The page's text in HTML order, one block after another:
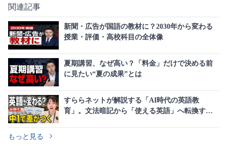
関連記事
新聞・広告が国語の教材に？2030年から変わる
授業・評価・高校科目の全体像
夏期講習、なぜ高い？「料金」だけで決める前
に見たい“夏の成果”とは
すららネットが解説する「AI時代の英語教
育」。文法暗記から「使える英語」へ転換する
もっと見る